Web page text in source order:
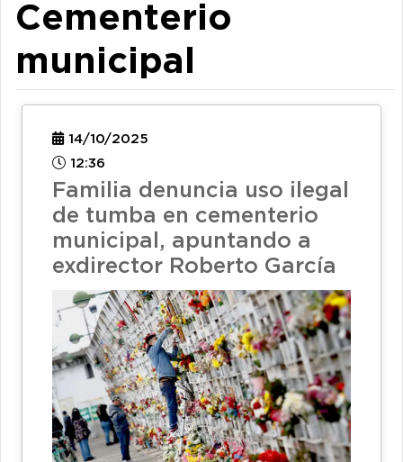
Cementerio
municipal
14/10/2025
12:36
Familia denuncia uso ilegal
de tumba en cementerio
municipal, apuntando a
exdirector Roberto García